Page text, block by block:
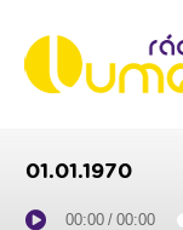
01.01.1970
00:00 / 00:00